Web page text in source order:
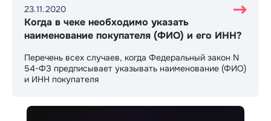
формировать чеки от интернет-магазина и курьеров,
а также отправлять их покупателям на email или
мобильный телефон.
23.11.2020
Когда в чеке необходимо указать
наименование покупателя (ФИО) и его ИНН?
Перечень всех случаев, когда Федеральный закон N
54-ФЗ предписывает указывать наименование (ФИО)
и ИНН покупателя